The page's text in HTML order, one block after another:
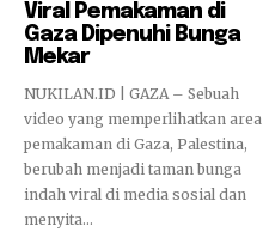
Viral Pemakaman di
Gaza Dipenuhi Bunga
Mekar
NUKILAN.ID | GAZA – Sebuah
video yang memperlihatkan area
pemakaman di Gaza, Palestina,
berubah menjadi taman bunga
indah viral di media sosial dan
menyita...